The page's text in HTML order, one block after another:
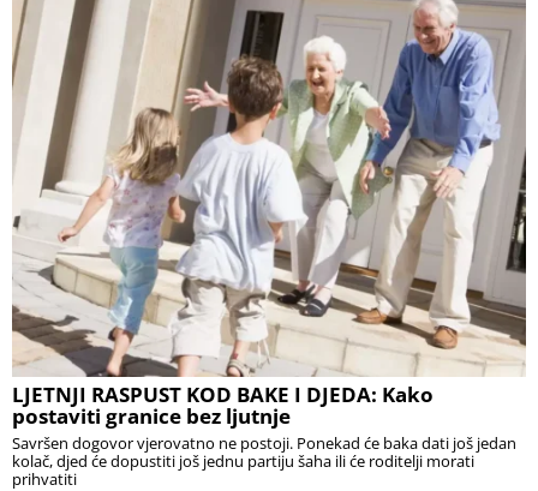
LJETNJI RASPUST KOD BAKE I DJEDA: Kako
postaviti granice bez ljutnje
Savršen dogovor vjerovatno ne postoji. Ponekad će baka dati još jedan
kolač, djed će dopustiti još jednu partiju šaha ili će roditelji morati
prihvatiti